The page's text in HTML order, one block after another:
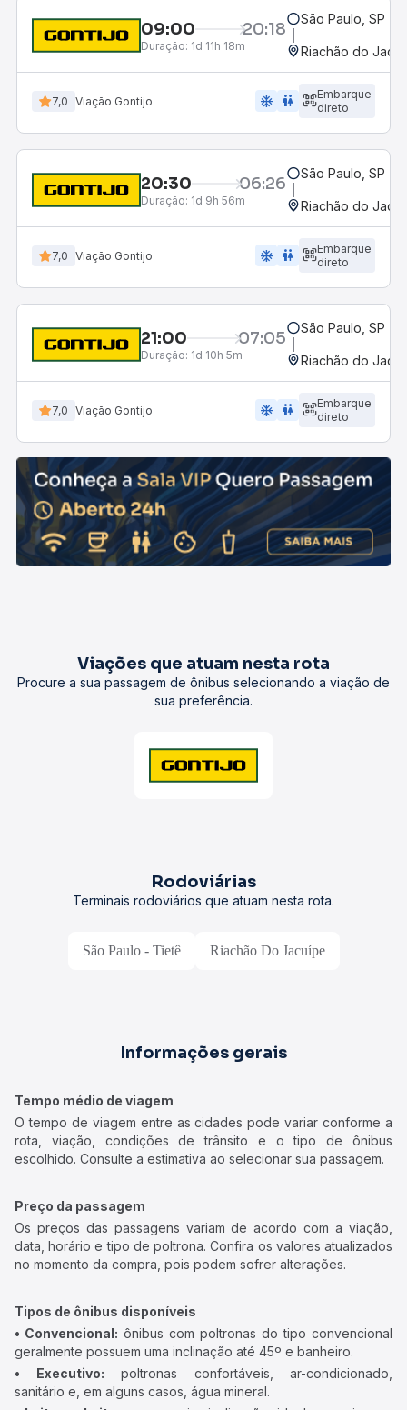
09:00 20:18
Duração: 1d 11h 18m
São Paulo, SP -
Riachão do
7,0 Viação Gontijo ac_unit wc
Embarque
direto
20:30 06:26
Duração: 1d 9h 56m
São Paulo, SP -
Riachão do
7,0 Viação Gontijo ac_unit wc
Embarque
direto
21:00 07:05
Duração: 1d 10h 5m
São Paulo, SP -
Riachão do
7,0 Viação Gontijo ac_unit wc
Embarque
direto
Viações que atuam nesta rota
Procure a sua passagem de ônibus selecionando a viação de
sua preferência.
Rodoviárias
Terminais rodoviários que atuam nesta rota.
São Paulo - Tietê Riachão Do Jacuípe
Informações gerais
Tempo médio de viagem
O tempo de viagem entre as cidades pode variar conforme a
rota, viação, condições de trânsito e o tipo de ônibus
escolhido. Consulte a estimativa ao selecionar sua passagem.
Preço da passagem
Os preços das passagens variam de acordo com a viação,
data, horário e tipo de poltrona. Confira os valores atualizados
no momento da compra, pois podem sofrer alterações.
Tipos de ônibus disponíveis
• Convencional: ônibus com poltronas do tipo convencional
geralmente possuem uma inclinação até 45º e banheiro.
• Executivo: poltronas confortáveis, ar-condicionado,
sanitário e, em alguns casos, água mineral.